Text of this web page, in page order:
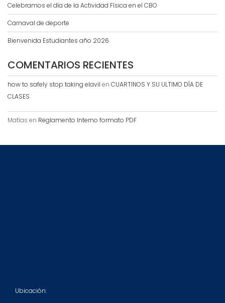
Celebramos el día de la Actividad Física en el CBO
Carnaval de deporte
Bienvenida Estudiantes año 2026
COMENTARIOS RECIENTES
how to safely stop taking elavil en CUARTINOS Y SU ULTIMO DÍA DE
CLASES
Matías en Reglamento Interno formato PDF
Ubicación: